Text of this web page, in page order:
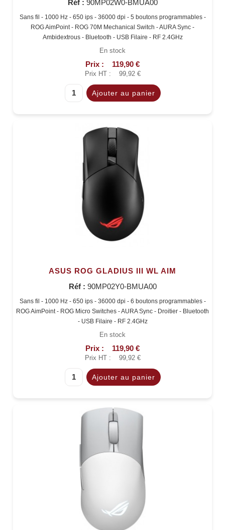
Réf : 90MP02W0-BMUA00
Sans fil - 1000 Hz - 650 ips - 36000 dpi - 5 boutons programmables -
ROG AimPoint - ROG 70M Mechanical Switch - AURA Sync -
Ambidextrous - Bluetooth - USB Filaire - RF 2.4GHz
En stock
Prix : 119,90 €
Prix HT : 99,92 €
ASUS ROG GLADIUS III WL AIM
Réf : 90MP02Y0-BMUA00
Sans fil - 1000 Hz - 650 ips - 36000 dpi - 6 boutons programmables -
ROG AimPoint - ROG Micro Switches - AURA Sync - Droitier - Bluetooth
- USB Filaire - RF 2.4GHz
En stock
Prix : 119,90 €
Prix HT : 99,92 €